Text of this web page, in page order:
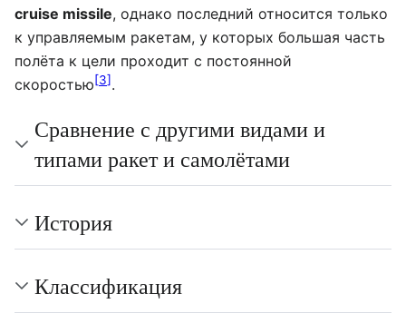
cruise missile, однако последний относится только
к управляемым ракетам, у которых большая часть
полёта к цели проходит с постоянной
скоростью[3].
Сравнение с другими видами и
типами ракет и самолётами
История
Классификация